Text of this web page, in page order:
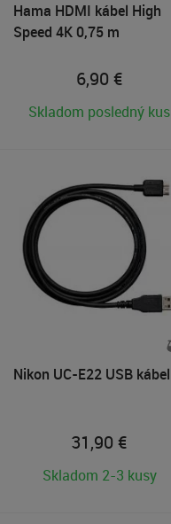
Hama HDMI kábel High
Speed 4K 0,75 m
6,90 €
Skladom posledný kus
Nikon UC-E22 USB kábel
31,90 €
Skladom 2-3 kusy